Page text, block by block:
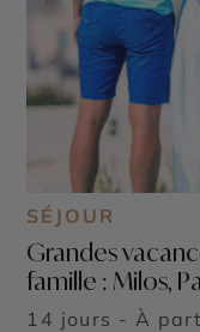
SÉJOUR
Grandes
famille : Milos,
14 jours - À